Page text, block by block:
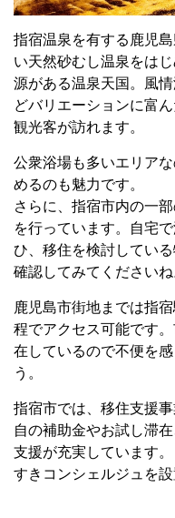
指宿温泉を有する鹿児
い天然砂むし温泉をは
源がある温泉天国。風
どバリエーションに富
観光客が訪れます。
公衆浴場も多いエリア
めるのも魅力です。
さらに、指宿市内の一
を行っています。自宅
ひ、移住を検討してい
確認してみてくださいね
鹿児島市街地までは指
程でアクセス可能です
在しているので不便を
う。
指宿市では、移住支援
自の補助金やお試し滞
支援が充実しています
すきコンシェルジュを設